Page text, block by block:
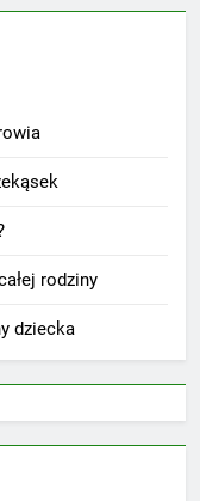
rodziny
dziecka